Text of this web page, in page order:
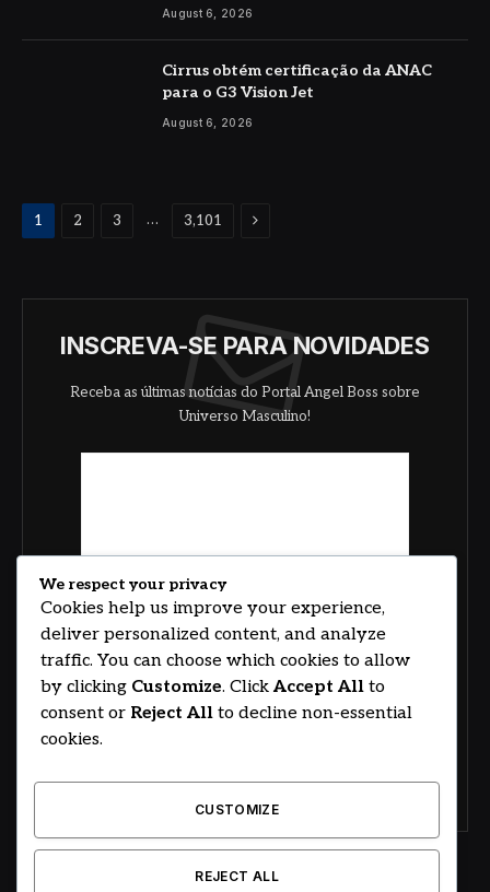
August 6, 2026
Cirrus obtém certificação da ANAC
para o G3 Vision Jet
August 6, 2026
1 2 3 … 3,101 Next
INSCREVA-SE PARA NOVIDADES
Receba as últimas notícias do Portal Angel Boss sobre
Universo Masculino!
We respect your privacy
Cookies help us improve your experience,
deliver personalized content, and analyze
traffic. You can choose which cookies to allow
by clicking Customize. Click Accept All to
consent or Reject All to decline non-essential
cookies.
CUSTOMIZE
REJECT ALL